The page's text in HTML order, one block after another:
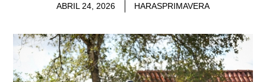
ABRIL 24, 2026 HARASPRIMAVERA